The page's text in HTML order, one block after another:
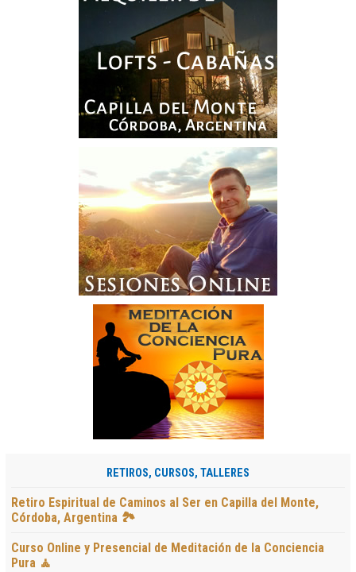
RETIROS, CURSOS, TALLERES
Retiro Espiritual de Caminos al Ser en Capilla del Monte,
Córdoba, Argentina 🏞️
Curso Online y Presencial de Meditación de la Conciencia
Pura 🧘